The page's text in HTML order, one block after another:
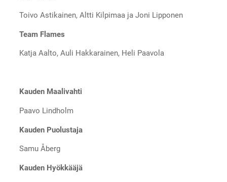
Toivo Astikainen, Altti Kilpimaa ja Joni Lipponen
Team Flames
Katja Aalto, Auli Hakkarainen, Heli Paavola
Kauden Maalivahti
Paavo Lindholm
Kauden Puolustaja
Samu Åberg
Kauden Hyökkääjä